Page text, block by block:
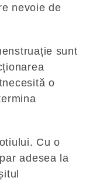
nevoie de
sunt
o
Cu o
adesea la